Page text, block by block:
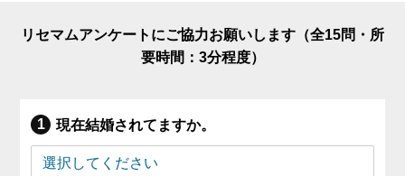
リセマムアンケートにご協力お願いします（全15問・所
要時間：3分程度）
現在結婚されてますか。